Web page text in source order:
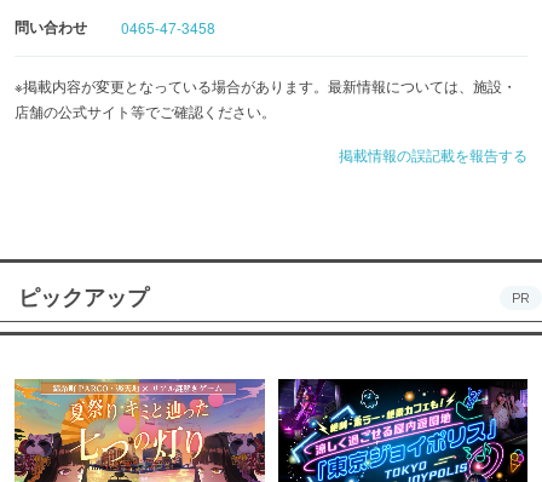
問い合わせ 0465-47-3458
※掲載内容が変更となっている場合があります。最新情報については、施設・
店舗の公式サイト等でご確認ください。
掲載情報の誤記載を報告する
ピックアップ PR